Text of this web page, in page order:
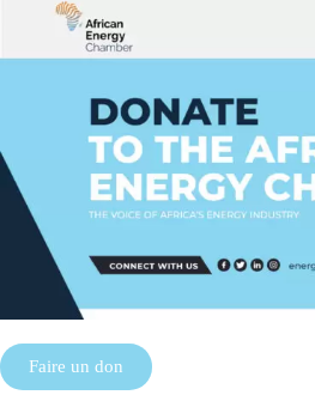
Faire un don